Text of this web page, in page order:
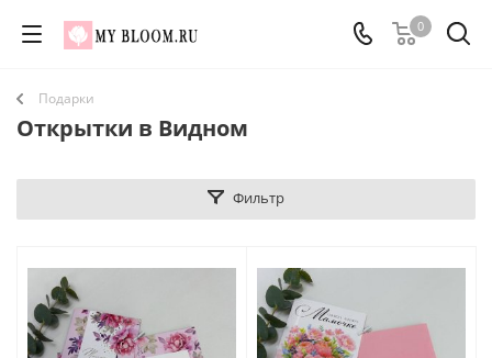
0
Подарки
Открытки в Видном
Фильтр